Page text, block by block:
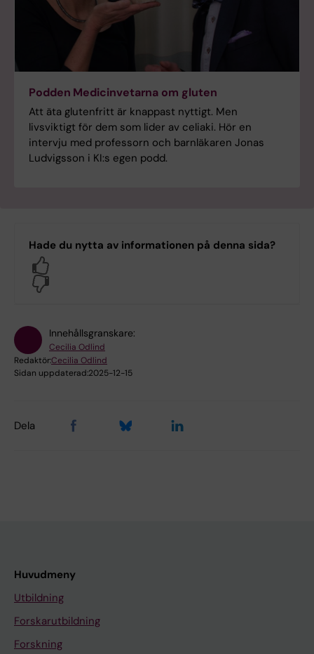
Podden Medicinvetarna om gluten
Att äta glutenfritt är knappast nyttigt. Men
livsviktigt för dem som lider av celiaki. Hör en
intervju med professorn och barnläkaren Jonas
Ludvigsson i KI:s egen podd.
Hade du nytta av informationen på denna sida?
Innehållsgranskare:
Cecilia Odlind
Redaktör:Cecilia Odlind
Sidan uppdaterad:2025-12-15
Dela
Huvudmeny
Utbildning
Forskarutbildning
Forskning